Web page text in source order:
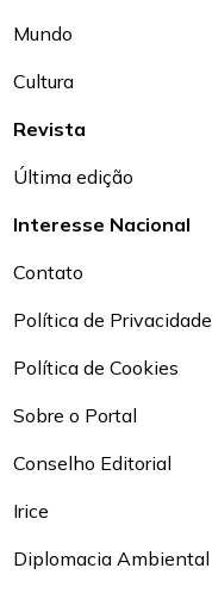
Mundo
Cultura
Revista
Última edição
Interesse Nacional
Contato
Política de Privacidade
Política de Cookies
Sobre o Portal
Conselho Editorial
Irice
Diplomacia Ambiental